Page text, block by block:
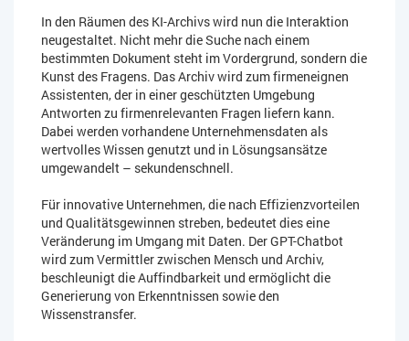
In den Räumen des KI-Archivs wird nun die Interaktion
neugestaltet. Nicht mehr die Suche nach einem
bestimmten Dokument steht im Vordergrund, sondern die
Kunst des Fragens. Das Archiv wird zum firmeneignen
Assistenten, der in einer geschützten Umgebung
Antworten zu firmenrelevanten Fragen liefern kann.
Dabei werden vorhandene Unternehmensdaten als
wertvolles Wissen genutzt und in Lösungsansätze
umgewandelt – sekundenschnell.
Für innovative Unternehmen, die nach Effizienzvorteilen
und Qualitätsgewinnen streben, bedeutet dies eine
Veränderung im Umgang mit Daten. Der GPT-Chatbot
wird zum Vermittler zwischen Mensch und Archiv,
beschleunigt die Auffindbarkeit und ermöglicht die
Generierung von Erkenntnissen sowie den
Wissenstransfer.